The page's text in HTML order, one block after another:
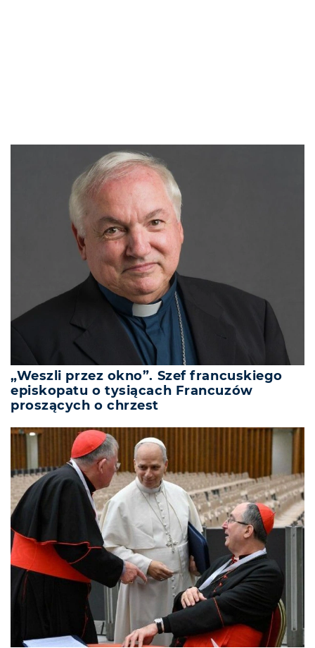
„Weszli przez okno”. Szef francuskiego
episkopatu o tysiącach Francuzów
proszących o chrzest